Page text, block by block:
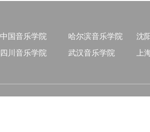
中国音乐学院 哈尔滨音乐学院
沈
四川音乐学院 武汉音乐学院 上